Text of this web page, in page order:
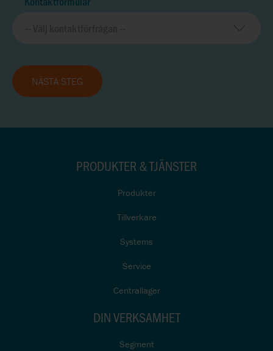
NÄSTA STEG
PRODUKTER & TJÄNSTER
Produkter
Tillverkare
Systems
Service
Centrallager
DIN VERKSAMHET
Segment